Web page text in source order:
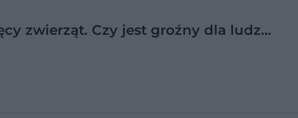
zwierząt. Czy jest groźny dla ludz…